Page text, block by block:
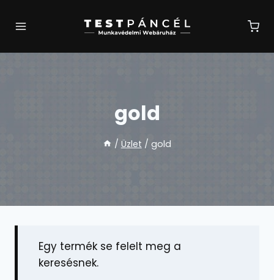
gold
/ Üzlet / gold
Egy termék se felelt meg a
keresésnek.